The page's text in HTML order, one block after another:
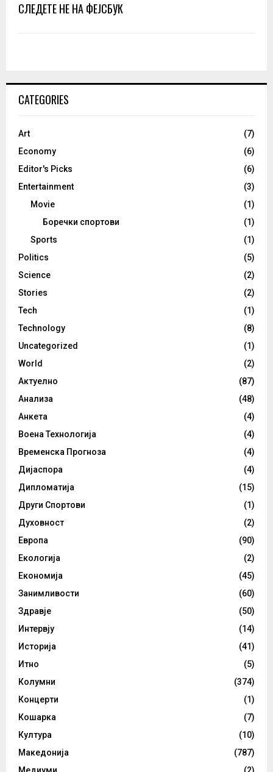
СЛЕДЕТЕ НЕ НА ФЕЈСБУК
CATEGORIES
Art
(7)
Economy
(6)
Editor's Picks
(6)
Entertainment
(3)
Movie
(1)
Боречки спортови
(1)
Sports
(1)
Politics
(5)
Science
(2)
Stories
(2)
Tech
(1)
Technology
(8)
Uncategorized
(1)
World
(2)
Актуелно
(87)
Анализа
(48)
Анкета
(4)
Воена Технологија
(4)
Временска Прогноза
(4)
Дијаспора
(4)
Дипломатија
(15)
Други Спортови
(1)
Духовност
(2)
Европа
(90)
Екологија
(2)
Економија
(45)
Занимливости
(60)
Здравје
(50)
Интервју
(14)
Историја
(41)
Итно
(5)
Колумни
(374)
Концерти
(1)
Кошарка
(7)
Култура
(10)
Македонија
(787)